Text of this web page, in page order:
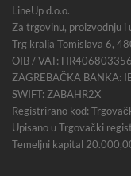
LineUp d.o.o.
Za trgovinu, proizvodnju i
Trg kralja Tomislava 6,
OIB / VAT:
ZAGREBAČKA
SWIFT: ZABAHR2X
Registrirano kod:
Upisano u Trgovački
Temeljni kapital